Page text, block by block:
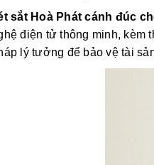
sắt Hoà Phát cánh đúc
điện tử thông minh, kèm
lý tưởng để bảo vệ tài